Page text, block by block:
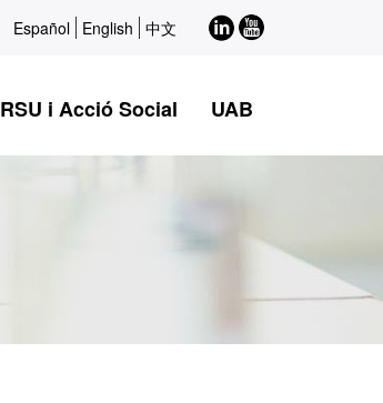
Español English 中文 LinkedIn
Youtube
RSU i Acció Social UAB